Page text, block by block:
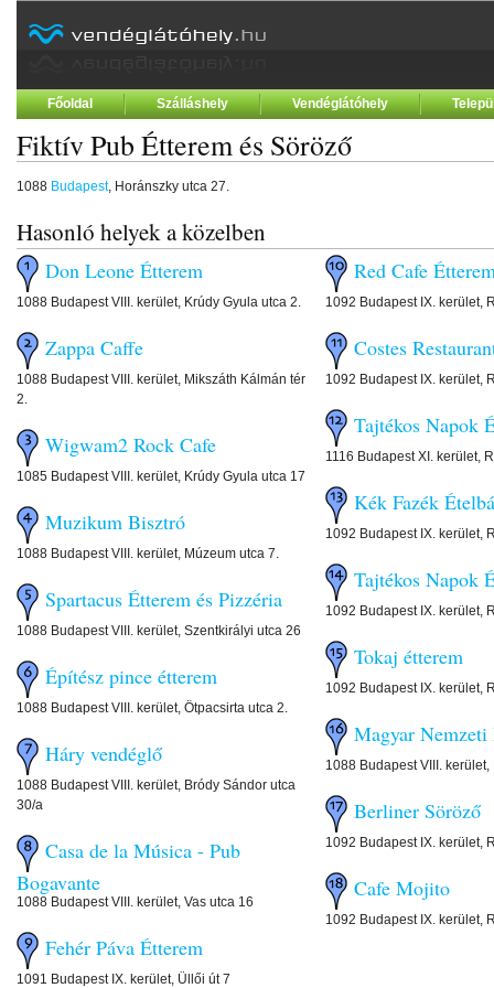
Főoldal Szálláshely Vendéglátóhely
Fiktív Pub Étterem és Söröző
1088 Budapest, Horánszky utca 27.
Hasonló helyek a közelben
Don Leone Étterem
1088 Budapest VIII. kerület, Krúdy Gyula utca 2.
Zappa Caffe
1088 Budapest VIII. kerület, Mikszáth Kálmán tér
2.
Wigwam2 Rock Cafe
1085 Budapest VIII. kerület, Krúdy Gyula utca 17
Muzikum Bisztró
1088 Budapest VIII. kerület, Múzeum utca 7.
Spartacus Étterem és Pizzéria
1088 Budapest VIII. kerület, Szentkirályi utca 26
Építész pince étterem
1088 Budapest VIII. kerület, Ötpacsirta utca 2.
Háry vendéglő
1088 Budapest VIII. kerület, Bródy Sándor utca
30/a
Casa de la Música - Pub
Bogavante
1088 Budapest VIII. kerület, Vas utca 16
Fehér Páva Étterem
1091 Budapest IX. kerület, Üllői út 7
Red Cafe
1092 Budapest IX. kerület,
Costes
1092 Budapest IX. kerület,
Tajtékos Napok
1116 Budapest XI. kerület,
Kék Fazék
1092 Budapest IX. kerület,
Tajtékos
1092 Budapest IX. kerület,
Tokaj étterem
1092 Budapest IX. kerület,
Magyar Nemzeti
1088 Budapest VIII.
Berliner Söröző
1092 Budapest IX. kerület,
Cafe Mojito
1092 Budapest IX. kerület,